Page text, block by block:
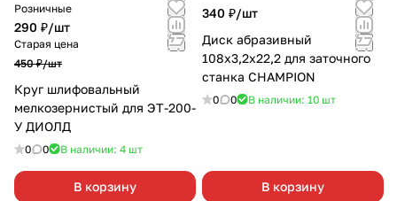
Розничные
290 ₽/шт
Старая цена
450 ₽/шт
Круг шлифовальный
мелкозернистый для ЭТ-200-
У ДИОЛД
0 0 В наличии: 4 шт
В корзину
340 ₽/шт
Диск абразивный
108х3,2х22,2 для заточного
станка CHAMPION
0 0 В наличии: 10 шт
В корзину